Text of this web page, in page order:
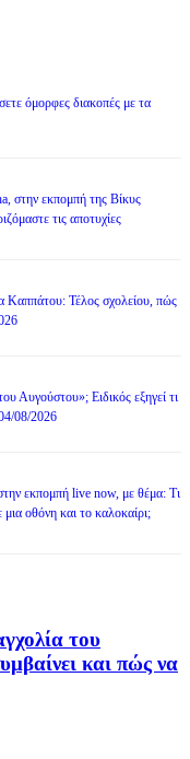
όμορφες διακοπές με τα
στην εκπομπή της Βίκυς
τις αποτυχίες
Καππάτου: Τέλος σχολείου, πώς
Αυγούστου»; Ειδικός εξηγεί τι
08/2026
εκπομπή live now, με θέμα: Τι
οθόνη και το καλοκαίρι;
του
και πώς να